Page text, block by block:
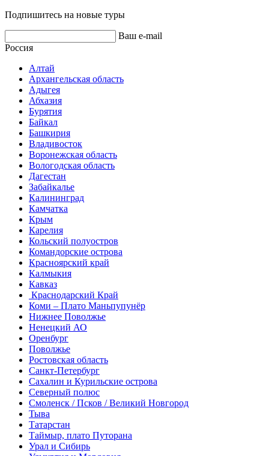
Подпишитесь на новые туры
Ваш e-mail
Россия
Алтай
Архангельская область
Адыгея
Абхазия
Бурятия
Байкал
Башкирия
Владивосток
Воронежская область
Вологодская область
Дагестан
Забайкалье
Калининград
Камчатка
Крым
Карелия
Кольский полуостров
Командорские острова
Красноярский край
Калмыкия
Кавказ
Краснодарский Край
Коми – Плато Маньпупунёр
Нижнее Поволжье
Ненецкий АО
Оренбург
Поволжье
Ростовская область
Санкт-Петербург
Сахалин и Курильские острова
Северный полюс
Смоленск / Псков / Великий Новгород
Тыва
Татарстан
Таймыр, плато Путорана
Урал и Сибирь